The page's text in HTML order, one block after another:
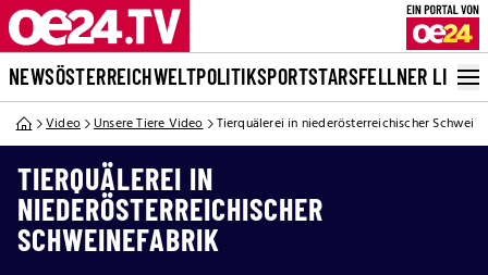
NEWSÖSTERREICHWELTPOLITIKSPORTSTARSFELLNER LIVE
Video Unsere Tiere Video Tierquälerei in niederösterreichischer
TIERQUÄLEREI IN
NIEDERÖSTERREICHISCHER
SCHWEINEFABRIK